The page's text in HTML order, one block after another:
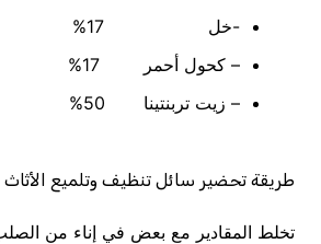
-خل 17%
– كحول أحمر 17%
– زيت تربنتينا 50%
طريقة تحضير سائل تنظيف وتلميع الأثاث
تخلط المقادير مع بعض في إناء من